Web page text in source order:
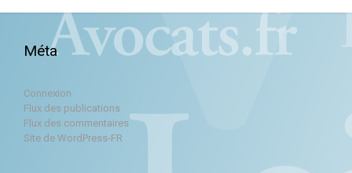
Méta
Connexion
Flux des publications
Flux des commentaires
Site de WordPress-FR